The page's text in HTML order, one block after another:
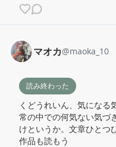
マオカ@maoka_10
読み終わった
くどうれいん、気になる
常の中での何気ない気づ
けというか。文章ひとつ
作品も読もう